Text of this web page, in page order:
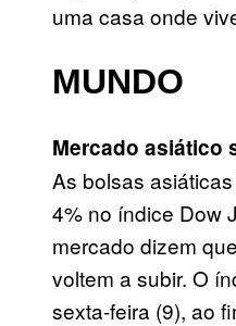
uma casa onde
MUNDO
Mercado asiático
As bolsas
4% no índice Dow
mercado dizem
voltem a subir. O
sexta-feira (9), ao